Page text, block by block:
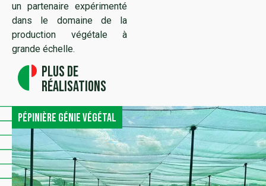
un partenaire expérimenté
dans le domaine de la
production végétale à
grande échelle.
Plus de
réalisations
Pépinière génie végétal